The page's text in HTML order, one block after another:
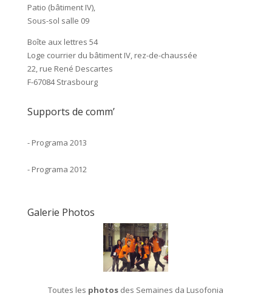
Patio (bâtiment IV),
Sous-sol salle 09
Boîte aux lettres 54
Loge courrier du bâtiment IV, rez-de-chaussée
22, rue René Descartes
F-67084 Strasbourg
Supports de comm’
- Programa 2013
- Programa 2012
Galerie Photos
Toutes les photos des Semaines da Lusofonia